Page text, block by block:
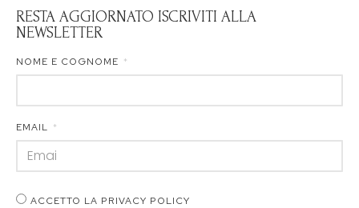
RESTA AGGIORNATO ISCRIVITI ALLA
NEWSLETTER
NOME E COGNOME
EMAIL
ACCETTO LA PRIVACY POLICY